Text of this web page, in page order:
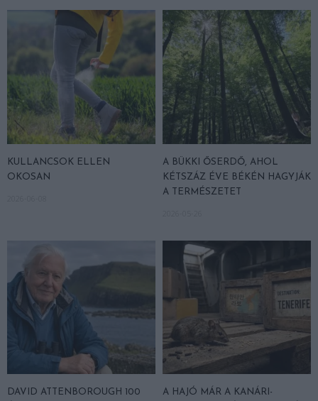
KULLANCSOK ELLEN
OKOSAN
A BÜKKI ŐSERDŐ, AHOL
KÉTSZÁZ ÉVE BÉKÉN HAGYJÁK
A TERMÉSZETET
DAVID ATTENBOROUGH 100
A HAJÓ MÁR A KANÁRI-